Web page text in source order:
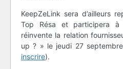
KeepZeLink sera d’ailleurs
Top Résa et participera à
réinvente la relation
up ? » le jeudi 27
inscrire).